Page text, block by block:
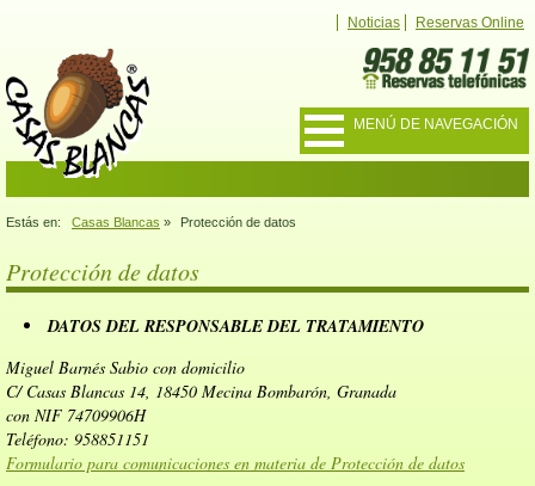
MENÚ DE NAVEGACIÓN
Reservas Online
Noticias
Estás en: Casas Blancas » Protección de datos
Protección de datos
DATOS DEL RESPONSABLE DEL TRATAMIENTO
Miguel Barnés Sabio con domicilio
C/ Casas Blancas 14, 18450 Mecina Bombarón, Granada
con NIF 74709906H
Teléfono: 958851151
Formulario para comunicaciones en materia de Protección de datos